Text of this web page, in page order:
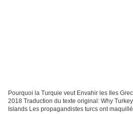
Pourquoi la Turquie veut Envahir les Iles
2018 Traduction du texte original: Why
Islands Les propagandistes turcs ont